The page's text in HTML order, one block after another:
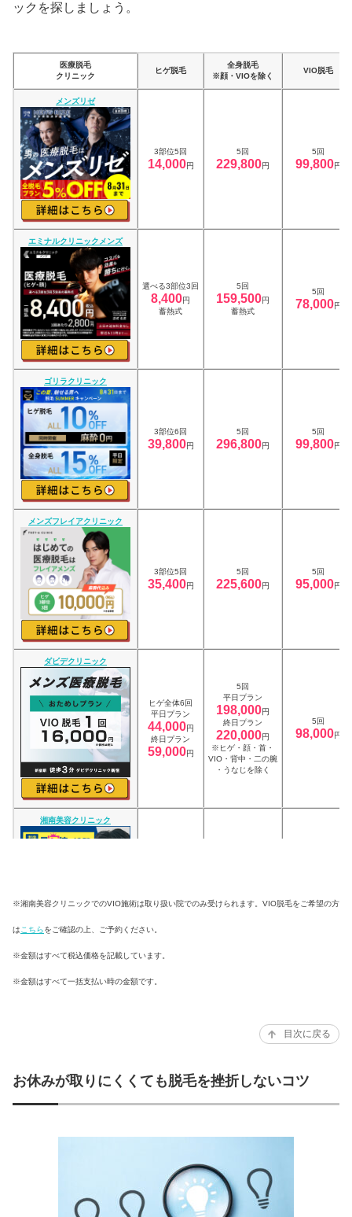
ックを探しましょう。
医療脱毛
クリニック
ヒゲ脱毛
全身脱毛
※顔・VIOを除く
VIO脱毛
メンズリゼ
3部位5回
14,000円
5回
229,800円
5回
99,800円
エミナルクリニックメンズ
選べる3部位3回
8,400円
蓄熱式
5回
159,500円
蓄熱式
5回
78,000円
ゴリラクリニック
3部位6回
39,800円
5回
296,800円
5回
99,800円
メンズフレイアクリニック
3部位5回
35,400円
5回
225,600円
5回
95,000円
ダビデクリニック
ヒゲ全体6回
平日プラン
44,000円
終日プラン
59,000円
5回
平日プラン
198,000円
終日プラン
220,000円
※ヒゲ・顔・首・
VIO・背中・二の腕
・うなじを除く
5回
98,000円
湘南美容クリニック
メンズルシア
169,400円
5回
92,400円
渋谷美容外科クリニック
ヒゲ全体5回
74,800 円
3回
298,000
円
※VIOあり、
※湘南美容クリニックでのVIO施術は取り扱い院でのみ受けられます。VIO脱毛をご希望の方
はこちらをご確認の上、ご予約ください。
※金額はすべて税込価格を記載しています。
※金額はすべて一括支払い時の金額です。
目次に戻る
お休みが取りにくくても脱毛を挫折しないコツ